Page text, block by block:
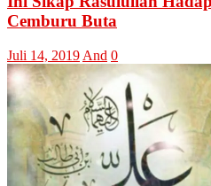
Cemburu Buta
Juli 14, 2019 And 0